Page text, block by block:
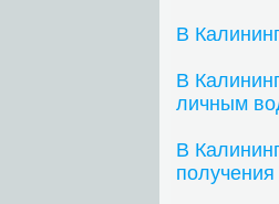
В
В
личным
В
получения